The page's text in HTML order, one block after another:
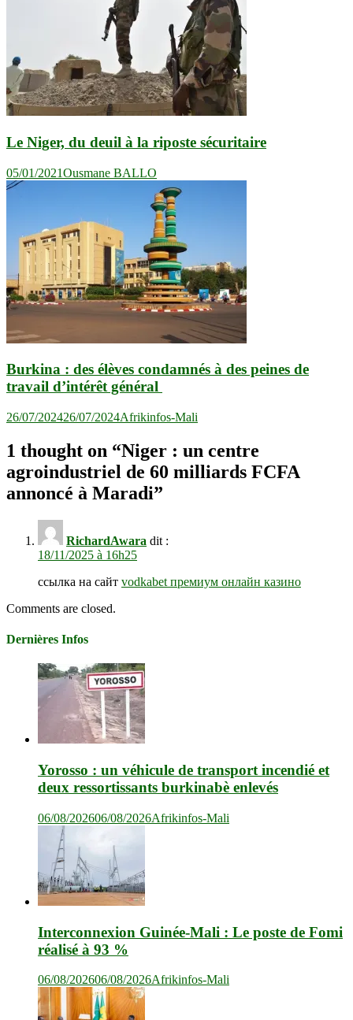
Le Niger, du deuil à la riposte sécuritaire
05/01/2021Ousmane BALLO
Burkina : des élèves condamnés à des peines de
travail d’intérêt général
26/07/202426/07/2024Afrikinfos-Mali
1 thought on “Niger : un centre
agroindustriel de 60 milliards FCFA
annoncé à Maradi”
RichardAwara dit :
18/11/2025 à 16h25
ссылка на сайт vodkabet премиум онлайн казино
Comments are closed.
Dernières Infos
Yorosso : un véhicule de transport incendié et
deux ressortissants burkinabè enlevés
06/08/202606/08/2026Afrikinfos-Mali
Interconnexion Guinée-Mali : Le poste de Fomi
réalisé à 93 %
06/08/202606/08/2026Afrikinfos-Mali